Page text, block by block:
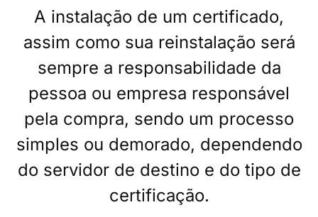
A instalação de um certificado,
assim como sua reinstalação será
sempre a responsabilidade da
pessoa ou empresa responsável
pela compra, sendo um processo
simples ou demorado, dependendo
do servidor de destino e do tipo de
certificação.